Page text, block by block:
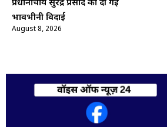
प्रधानाचार्य सुरेंद्र प्रसाद को दी गई
भावभीनी विदाई
August 8, 2026